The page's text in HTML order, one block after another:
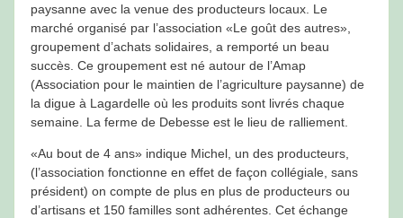
paysanne avec la venue des producteurs locaux. Le
marché organisé par l’association «Le goût des autres»,
groupement d’achats solidaires, a remporté un beau
succès. Ce groupement est né autour de l’Amap
(Association pour le maintien de l’agriculture paysanne) de
la digue à Lagardelle où les produits sont livrés chaque
semaine. La ferme de Debesse est le lieu de ralliement.
«Au bout de 4 ans» indique Michel, un des producteurs,
(l’association fonctionne en effet de façon collégiale, sans
président) on compte de plus en plus de producteurs ou
d’artisans et 150 familles sont adhérentes. Cet échange